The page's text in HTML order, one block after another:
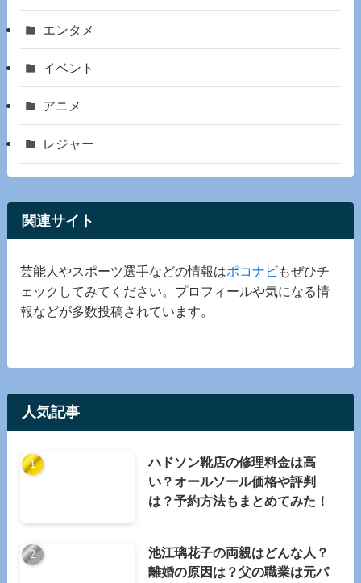
エンタメ
イベント
アニメ
レジャー
関連サイト
芸能人やスポーツ選手などの情報はポコナビもぜひチ
ェックしてみてください。プロフィールや気になる情
報などが多数投稿されています。
人気記事
ハドソン靴店の修理料金は高
い？オールソール価格や評判
は？予約方法もまとめてみた！
池江璃花子の両親はどんな人？
離婚の原因は？父の職業は元パ